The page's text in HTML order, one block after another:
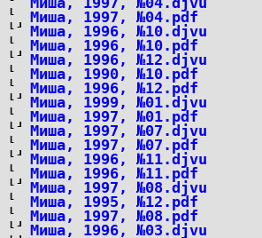
Миша, 1997, №04.pdf
Миша, 1996, №10.djvu
Миша, 1996, №10.pdf
Миша, 1996, №12.djvu
Миша, 1990, №10.pdf
Миша, 1996, №12.pdf
Миша, 1999, №01.djvu
Миша, 1997, №01.pdf
Миша, 1997, №07.djvu
Миша, 1997, №07.pdf
Миша, 1996, №11.djvu
Миша, 1996, №11.pdf
Миша, 1997, №08.djvu
Миша, 1995, №12.pdf
Миша, 1997, №08.pdf
Миша, 1996, №03.djvu